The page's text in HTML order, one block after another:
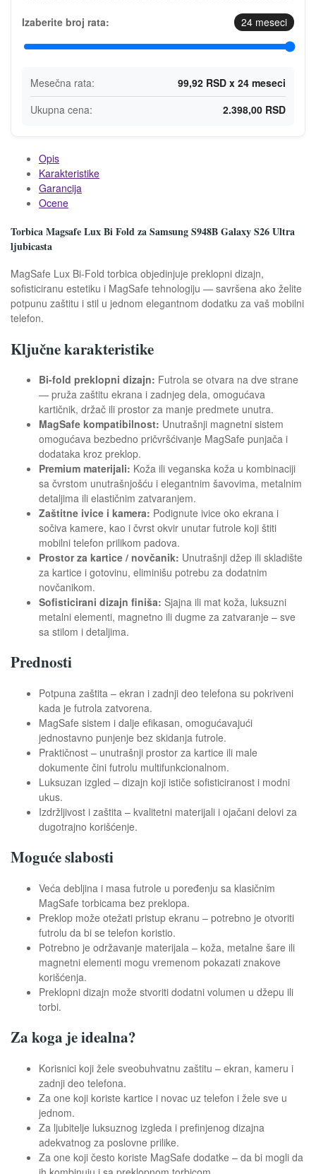
Izaberite broj rata: 24 meseci
Mesečna rata:
99,92 RSD x 24 meseci
Ukupna cena:
2.398,00 RSD
Opis
Karakteristike
Garancija
Ocene
Torbica Magsafe Lux Bi Fold za Samsung S948B Galaxy S26 Ultra
ljubicasta
MagSafe Lux Bi-Fold torbica objedinjuje preklopni dizajn,
sofisticiranu estetiku i MagSafe tehnologiju — savršena ako želite
potpunu zaštitu i stil u jednom elegantnom dodatku za vaš mobilni
telefon.
Ključne karakteristike
Bi-fold preklopni dizajn: Futrola se otvara na dve strane
— pruža zaštitu ekrana i zadnjeg dela, omogućava
kartičnik, držač ili prostor za manje predmete unutra.
MagSafe kompatibilnost: Unutrašnji magnetni sistem
omogućava bezbedno pričvršćivanje MagSafe punjača i
dodataka kroz preklop.
Premium materijali: Koža ili veganska koža u kombinaciji
sa čvrstom unutrašnjošću i elegantnim šavovima, metalnim
detaljima ili elastičnim zatvaranjem.
Zaštitne ivice i kamera: Podignute ivice oko ekrana i
sočiva kamere, kao i čvrst okvir unutar futrole koji štiti
mobilni telefon prilikom padova.
Prostor za kartice / novčanik: Unutrašnji džep ili skladište
za kartice i gotovinu, eliminišu potrebu za dodatnim
novčanikom.
Sofisticirani dizajn finiša: Sjajna ili mat koža, luksuzni
metalni elementi, magnetno ili dugme za zatvaranje – sve
sa stilom i detaljima.
Prednosti
Potpuna zaštita – ekran i zadnji deo telefona su pokriveni
kada je futrola zatvorena.
MagSafe sistem i dalje efikasan, omogućavajući
jednostavno punjenje bez skidanja futrole.
Praktičnost – unutrašnji prostor za kartice ili male
dokumente čini futrolu multifunkcionalnom.
Luksuzan izgled – dizajn koji ističe sofisticiranost i modni
ukus.
Izdržljivost i zaštita – kvalitetni materijali i ojačani delovi za
dugotrajno korišćenje.
Moguće slabosti
Veća debljina i masa futrole u poređenju sa klasičnim
MagSafe torbicama bez preklopa.
Preklop može otežati pristup ekranu – potrebno je otvoriti
futrolu da bi se telefon koristio.
Potrebno je održavanje materijala – koža, metalne šare ili
magnetni elementi mogu vremenom pokazati znakove
korišćenja.
Preklopni dizajn može stvoriti dodatni volumen u džepu ili
torbi.
Za koga je idealna?
Korisnici koji žele sveobuhvatnu zaštitu – ekran, kameru i
zadnji deo telefona.
Za one koji koriste kartice i novac uz telefon i žele sve u
jednom.
Za ljubitelje luksuznog izgleda i prefinjenog dizajna
adekvatnog za poslovne prilike.
Za one koji često koriste MagSafe dodatke – da bi mogli da